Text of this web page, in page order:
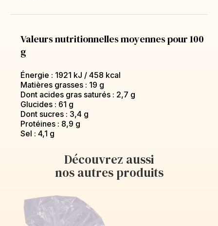
Valeurs nutritionnelles moyennes pour 100
g
Énergie : 1921 kJ / 458 kcal
Matières grasses : 19 g
Dont acides gras saturés : 2,7 g
Glucides : 61 g
Dont sucres : 3,4 g
Protéines : 8,9 g
Sel : 4,1 g
Découvrez aussi
nos autres produits